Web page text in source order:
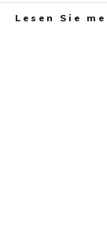
Lesen Sie